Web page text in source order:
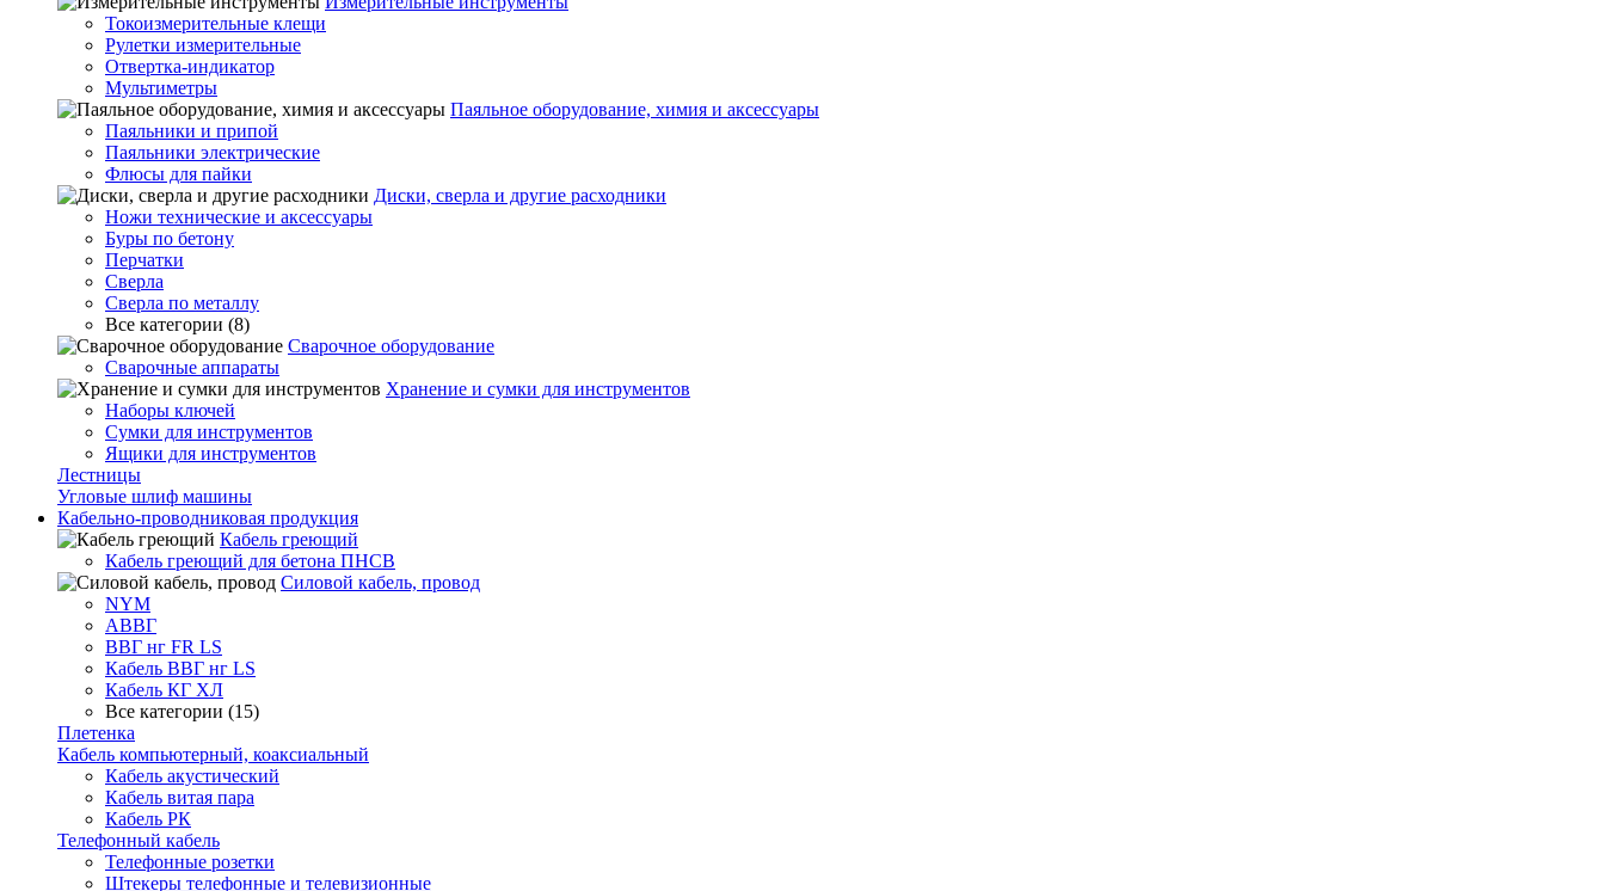
Токоизмерительные клещи
Рулетки измерительные
Отвертка-индикатор
Мультиметры
Паяльное оборудование, химия и аксессуары
Паяльники и припой
Паяльники электрические
Флюсы для пайки
Диски, сверла и другие расходники
Ножи технические и аксессуары
Буры по бетону
Перчатки
Сверла
Сверла по металлу
Все категории (8)
Сварочное оборудование
Сварочные аппараты
Хранение и сумки для инструментов
Наборы ключей
Сумки для инструментов
Ящики для инструментов
Лестницы
Угловые шлиф машины
Кабельно-проводниковая продукция
Кабель греющий
Кабель греющий для бетона ПНСВ
Силовой кабель, провод
NYM
АВВГ
ВВГ нг FR LS
Кабель ВВГ нг LS
Кабель КГ ХЛ
Все категории (15)
Плетенка
Кабель компьютерный, коаксиальный
Кабель акустический
Кабель витая пара
Кабель РК
Телефонный кабель
Телефонные розетки
Штекеры телефонные и телевизионные